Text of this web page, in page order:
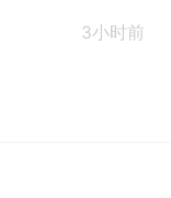
3小时前